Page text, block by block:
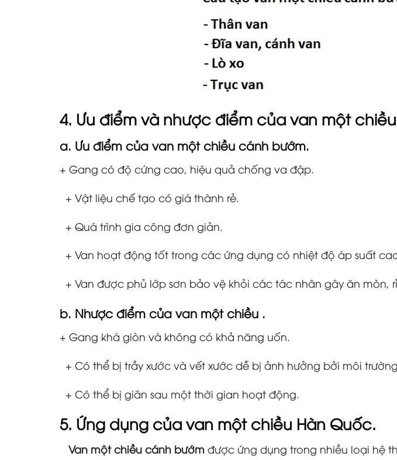
4. Ưu điểm và nhược điểm của van một
a. Ưu điểm của van một chiều cánh bướm.
+ Gang có độ cứng cao, hiệu quả chống va đập.
+ Vật liệu chế tạo có giá thành rẻ.
+ Quá trình gia công đơn giản.
+ Van hoạt động tốt trong các ứng dụng có nhiệt độ áp suất
+ Van được phủ lớp sơn bảo vệ khỏi các tác nhân gây ăn mòn,
b. Nhược điểm của van một chiều .
+ Gang khá giòn và không có khả năng uốn.
+ Có thể bị trầy xước và vết xước dễ bị ảnh hưởng bởi môi
+ Có thể bị giãn sau một thời gian hoạt động.
5. Ứng dụng của van một chiều Hàn Quốc.
Van một chiều cánh bướm được ứng dụng trong nhiều loại hệ